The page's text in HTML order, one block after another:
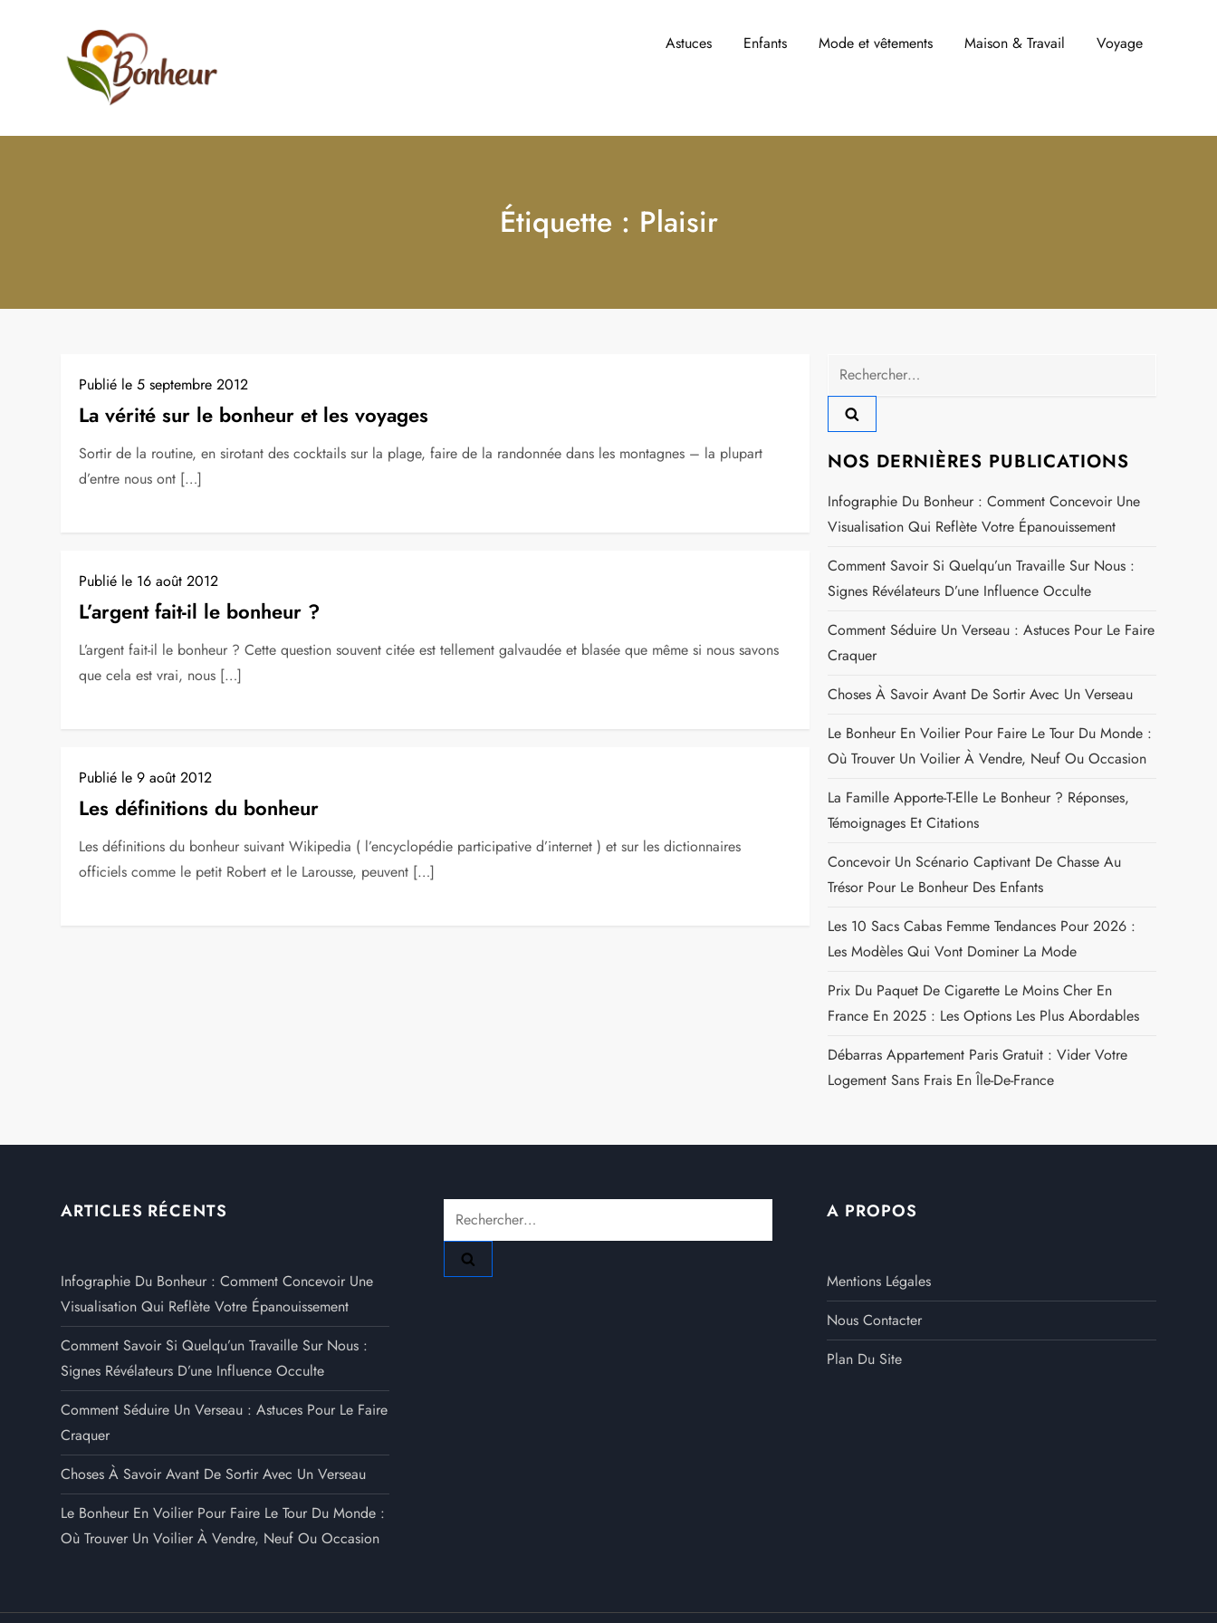
Astuces Enfants Mode et vêtements Maison & Travail Voyage
Étiquette : Plaisir
Publié le5 septembre 2012
La vérité sur le bonheur et les voyages
Sortir de la routine, en sirotant des cocktails sur la plage, faire de la randonnée dans les montagnes – la plupart
d’entre nous ont […]
Publié le 16 août 2012
L’argent fait-il le bonheur ?
L’argent fait-il le bonheur ? Cette question souvent citée est tellement galvaudée et blasée que même si nous savons
que cela est vrai, nous […]
Publié le9 août 2012
Les définitions du bonheur
Les définitions du bonheur suivant Wikipedia ( l’encyclopédie participative d’internet ) et sur les dictionnaires
officiels comme le petit Robert et le Larousse, peuvent […]
Rechercher :
NOS DERNIÈRES PUBLICATIONS
Infographie Du Bonheur : Comment Concevoir Une
Visualisation Qui Reflète Votre Épanouissement
Comment Savoir Si Quelqu’un Travaille Sur Nous :
Signes Révélateurs D’une Influence Occulte
Comment Séduire Un Verseau : Astuces Pour Le Faire
Craquer
Choses À Savoir Avant De Sortir Avec Un Verseau
Le Bonheur En Voilier Pour Faire Le Tour Du Monde :
Où Trouver Un Voilier À Vendre, Neuf Ou Occasion
La Famille Apporte-T-Elle Le Bonheur ? Réponses,
Témoignages Et Citations
Concevoir Un Scénario Captivant De Chasse Au
Trésor Pour Le Bonheur Des Enfants
Les 10 Sacs Cabas Femme Tendances Pour 2026 :
Les Modèles Qui Vont Dominer La Mode
Prix Du Paquet De Cigarette Le Moins Cher En
France En 2025 : Les Options Les Plus Abordables
Débarras Appartement Paris Gratuit : Vider Votre
Logement Sans Frais En Île-De-France
ARTICLES RÉCENTS
Infographie Du Bonheur : Comment Concevoir Une
Visualisation Qui Reflète Votre Épanouissement
Comment Savoir Si Quelqu’un Travaille Sur Nous :
Signes Révélateurs D’une Influence Occulte
Comment Séduire Un Verseau : Astuces Pour Le Faire
Craquer
Choses À Savoir Avant De Sortir Avec Un Verseau
Le Bonheur En Voilier Pour Faire Le Tour Du Monde :
Où Trouver Un Voilier À Vendre, Neuf Ou Occasion
Rechercher : A PROPOS
Mentions Légales
Nous Contacter
Plan Du Site